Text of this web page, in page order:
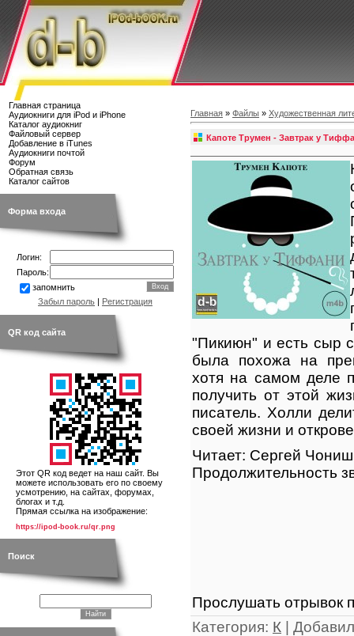
Главная страница
Аудиокниги для iPod и iPhone
Каталог аудиокниг
Файловый сервер
Добавление в iTunes
Аудиокниги почтой
Форум
Обратная связь
Каталог сайтов
Форма входа
Логин:
Пароль:
запомнить
Забыл пароль | Регистрация
QR код сайта
Этот QR код ведет на наш сайт. Вы
можете использовать его по своему
усмотрению, на сайтах, форумах,
блогах и т.д.
Прямая ссылка на изображение:
https://ipod-book.ru/qr.png
Поиск
Главная » Файлы » Художественная
Капоте Трумен - Завтрак у
"Пикиюн" и есть сыр
была похожа на
хотя на самом деле
получить от этой
писатель. Холли
своей жизни и
Читает: Сергей
Продолжительность
Прослушать отрывок
Категория: К | Добавил